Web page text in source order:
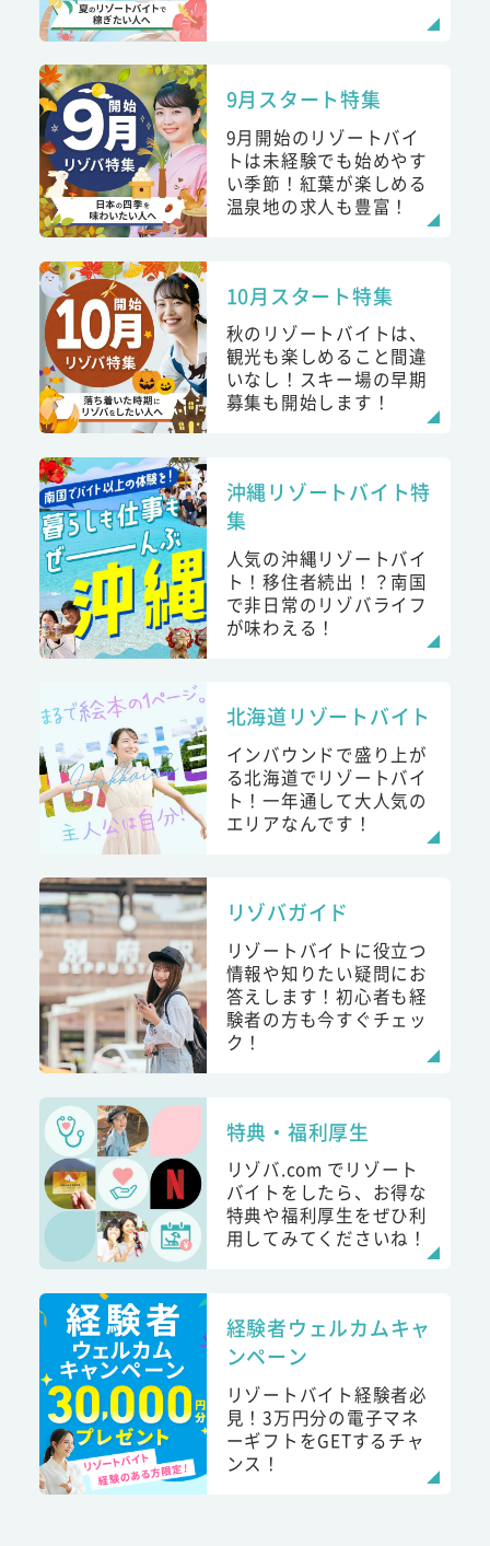
9月スタート特集
9月開始のリゾートバイ
トは未経験でも始めやす
い季節！紅葉が楽しめる
温泉地の求人も豊富！
10月スタート特集
秋のリゾートバイトは、
観光も楽しめること間違
いなし！スキー場の早期
募集も開始します！
沖縄リゾートバイト特
集
人気の沖縄リゾートバイ
ト！移住者続出！？南国
で非日常のリゾバライフ
が味わえる！
北海道リゾートバイト
インバウンドで盛り上が
る北海道でリゾートバイ
ト！一年通して大人気の
エリアなんです！
リゾバガイド
リゾートバイトに役立つ
情報や知りたい疑問にお
答えします！初心者も経
験者の方も今すぐチェッ
ク！
特典・福利厚生
リゾバ.com でリゾート
バイトをしたら、お得な
特典や福利厚生をぜひ利
用してみてくださいね！
経験者ウェルカムキャ
ンペーン
リゾートバイト経験者必
見！3万円分の電子マネ
ーギフトをGETするチャ
ンス！